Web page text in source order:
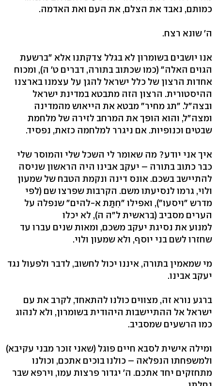
כמותם, נאבד את הצלם, את העם ואת האדמה.
ה' שונא רצח.
אנו יושבים בשומרון לא בגלל צדקתנו אלא "ברשעת
הגוים האלה" (כמו שכתוב בתורה, דברים ט' ה), ומכוח
אחדות הרצון של כלל ישראל להגן על עצמנו בארצנו
ההיסטורית. הרצון הזה מתבטא במדינת ישראל
ובצה"ל. "תג מחיר" מבטא את הייאוש מהמדינה
ומצה"ל, והוא הופך את המרחב לזירה של מלחמת
שבטים וכנופיות. אם ניגרר למלחמה כזאת, נפסיד.
איך אני יודע? מה שאומר לי השכל שלי והמוסר שלי
כבר כתוב בתורה – יעקב אבינו היה הראשון שניסה
להתיישב בשכם. אונס דינה ונקמת הטבח של שמעון
ולוי, גרמו לנסיעתו משם. הקרבות שפרצו שם (לפי
מדרש "ויסעו"), ואפילו "חִתַּת א-להים" שנפלה על
הערים מסביב (בראשית ל"ה ה), לא יכלו
למנוע את נסיגת יעקב משכם, ומאות שנים עברו עד
שחזרו לשם בני יוסף, ולא שמעון ולוי.
מי שמאמין בתורה, איננו יכול לחשוב, לדבר ולפעול נגד
יעקב אבינו.
ברגע נורא זה, מצווים כולנו להתאחד, לקרב את עם
ישראל אל ההתיישבות היהודית בשומרון, ולא לנהוג
כמו הרשעים שמסביב.
ומילה אישית לסבא חיים פוגל (שאני זוכר מבני עקיבא)
ולמשפחתו הנפלאה – כולנו בוכים אתכם, וכולנו
מתחזקים יחד אתכם. ה' יגדור פרצות עמו, וירפא שבר